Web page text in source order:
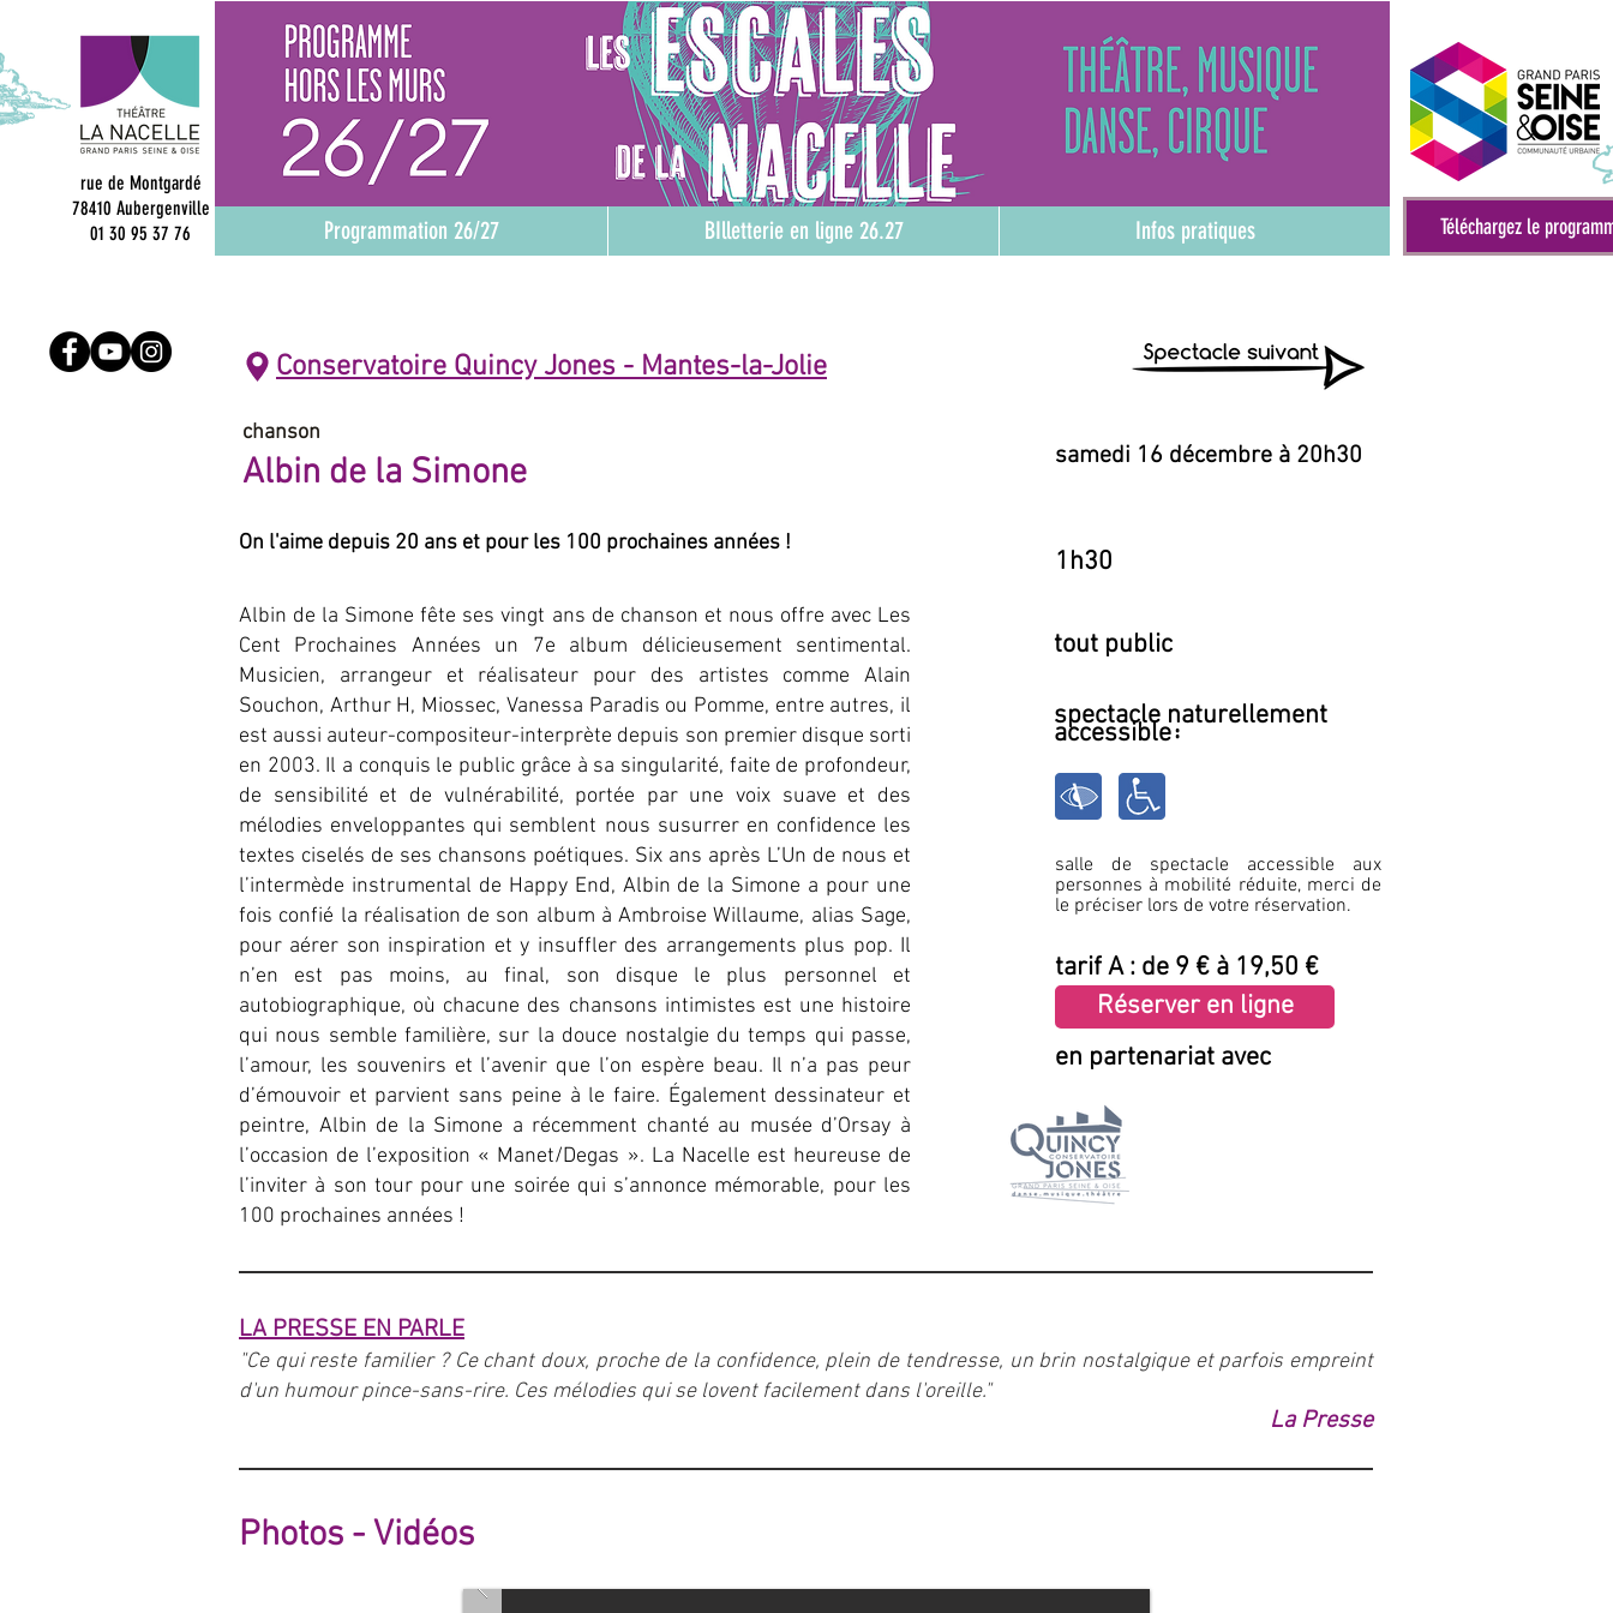
rue de Montgardé
78410 Aubergenville
01 30 95 37 76
Programmation 26/27 BIlletterie en ligne 26.27 Infos pratiques Téléchargez le
Conservatoire Quincy Jones - Mantes-la-Jolie
chanson
Albin de la Simone
On l'aime depuis 20 ans et pour les 100 prochaines années !
Albin de la Simone fête ses vingt ans de chanson et nous offre avec Les
Cent Prochaines Années un 7e album délicieusement sentimental.
Musicien, arrangeur et réalisateur pour des artistes comme Alain
Souchon, Arthur H, Miossec, Vanessa Paradis ou Pomme, entre autres, il
est aussi auteur-compositeur-interprète depuis son premier disque sorti
en 2003. Il a conquis le public grâce à sa singularité, faite de profondeur,
de sensibilité et de vulnérabilité, portée par une voix suave et des
mélodies enveloppantes qui semblent nous susurrer en confidence les
textes ciselés de ses chansons poétiques. Six ans après L’Un de nous et
l’intermède instrumental de Happy End, Albin de la Simone a pour une
fois confié la réalisation de son album à Ambroise Willaume, alias Sage,
pour aérer son inspiration et y insuffler des arrangements plus pop. Il
n’en est pas moins, au final, son disque le plus personnel et
autobiographique, où chacune des chansons intimistes est une histoire
qui nous semble familière, sur la douce nostalgie du temps qui passe,
l’amour, les souvenirs et l’avenir que l’on espère beau. Il n’a pas peur
d’émouvoir et parvient sans peine à le faire. Également dessinateur et
peintre, Albin de la Simone a récemment chanté au musée d’Orsay à
l’occasion de l’exposition « Manet/Degas ». La Nacelle est heureuse de
l’inviter à son tour pour une soirée qui s’annonce mémorable, pour les
100 prochaines années !
samedi 16 décembre à 20h30
1h30
tout public
spectacle naturellement
accessible:
salle de spectacle accessible aux
personnes à mobilité réduite, merci de
le préciser lors de votre réservation.
tarif A : de 9 € à 19,50 €
en partenariat avec
Réserver en ligne
LA PRESSE EN PARLE
"Ce qui reste familier ? Ce chant doux, proche de la confidence, plein de tendresse, un brin nostalgique et parfois empreint
d'un humour pince-sans-rire. Ces mélodies qui se lovent facilement dans l'oreille."
La Presse
Photos - Vidéos